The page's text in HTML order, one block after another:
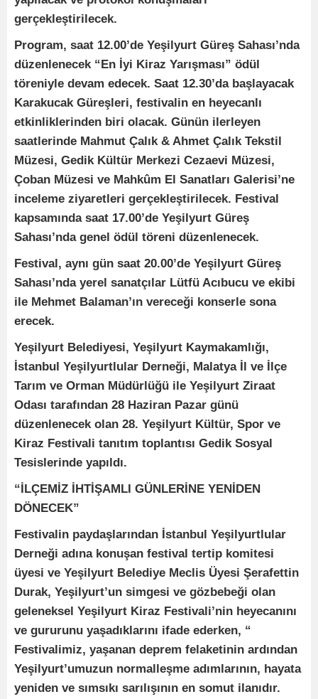
gerçekleştirilecek.
Program, saat 12.00’de Yeşilyurt Güreş Sahası’nda
düzenlenecek “En İyi Kiraz Yarışması” ödül
töreniyle devam edecek. Saat 12.30’da başlayacak
Karakucak Güreşleri, festivalin en heyecanlı
etkinliklerinden biri olacak. Günün ilerleyen
saatlerinde Mahmut Çalık & Ahmet Çalık Tekstil
Müzesi, Gedik Kültür Merkezi Cezaevi Müzesi,
Çoban Müzesi ve Mahkûm El Sanatları Galerisi’ne
inceleme ziyaretleri gerçekleştirilecek. Festival
kapsamında saat 17.00’de Yeşilyurt Güreş
Sahası’nda genel ödül töreni düzenlenecek.
Festival, aynı gün saat 20.00’de Yeşilyurt Güreş
Sahası’nda yerel sanatçılar Lütfü Acıbucu ve ekibi
ile Mehmet Balaman’ın vereceği konserle sona
erecek.
Yeşilyurt Belediyesi, Yeşilyurt Kaymakamlığı,
İstanbul Yeşilyurtlular Derneği, Malatya İl ve İlçe
Tarım ve Orman Müdürlüğü ile Yeşilyurt Ziraat
Odası tarafından 28 Haziran Pazar günü
düzenlenecek olan 28. Yeşilyurt Kültür, Spor ve
Kiraz Festivali tanıtım toplantısı Gedik Sosyal
Tesislerinde yapıldı.
“İLÇEMİZ İHTİŞAMLI GÜNLERİNE YENİDEN
DÖNECEK”
Festivalin paydaşlarından İstanbul Yeşilyurtlular
Derneği adına konuşan festival tertip komitesi
üyesi ve Yeşilyurt Belediye Meclis Üyesi Şerafettin
Durak, Yeşilyurt’un simgesi ve gözbebeği olan
geleneksel Yeşilyurt Kiraz Festivali’nin heyecanını
ve gururunu yaşadıklarını ifade ederken, “
Festivalimiz, yaşanan deprem felaketinin ardından
Yeşilyurt’umuzun normalleşme adımlarının, hayata
yeniden ve sımsıkı sarılışının en somut ilanıdır.